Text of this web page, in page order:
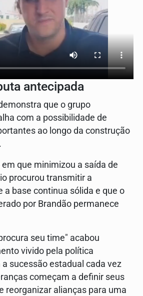
antecipada
que o grupo
com a possibilidade de
ao longo da construção
que minimizou a saída de
procurou transmitir a
a base continua sólida e que o
por Brandão permanece
seu time" acabou
vivido pela política
sucessão estadual cada vez
começam a definir seus
reorganizar alianças para uma